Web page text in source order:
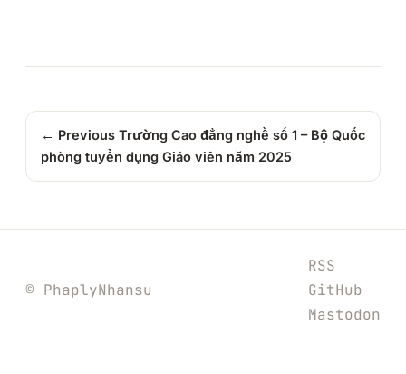
← Previous Trường Cao đẳng nghề số 1 – Bộ Quốc
phòng tuyển dụng Giáo viên năm 2025
© PhaplyNhansu
RSS
GitHub
Mastodon